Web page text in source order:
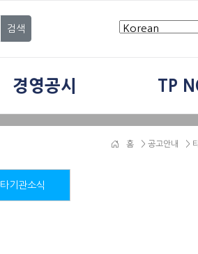
검색
경영공시 TP
>
> 공고안내
홈
타기관소식